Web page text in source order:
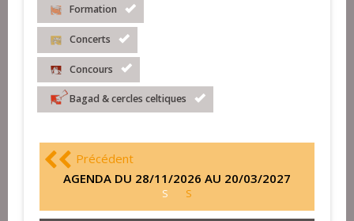
Formation
Concerts
Concours
Bagad & cercles celtiques
Précédent
AGENDA DU 28/11/2026 AU 20/03/2027
S S